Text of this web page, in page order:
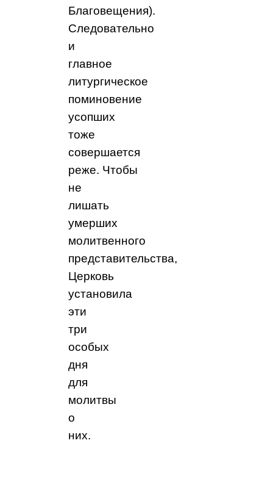
Благовещения).
Следовательно
и
главное
литургическое
поминовение
усопших
тоже
совершается
реже. Чтобы
не
лишать
умерших
молитвенного
представительства,
Церковь
установила
эти
три
особых
дня
для
молитвы
о
них.